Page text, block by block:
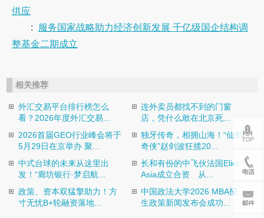
供应
:
服务国家战略助力经济创新发展 千亿级国企结构调
整基金二期成立
相关推荐
外汇交易平台排行榜怎么
看？2026年度外汇交易...
连外卖员都找不到的门窗
店，凭什么敢在北京死...
2026首届GEO行业峰会将于
5月29日在京举办 聚...
独牙传奇，相拥山海！“仙剑
奇侠”赵剑波狂揽20...
中式台球的未来从这里出
发！“廊坊银行·梦启航...
长和有份的中飞伙法国Elior
Asia成立合资 从...
政策、资本双猛擎助力！方
寸无忧B+轮融资落地...
中国政法大学2026 MBA招
生政策新闻发布会成功...